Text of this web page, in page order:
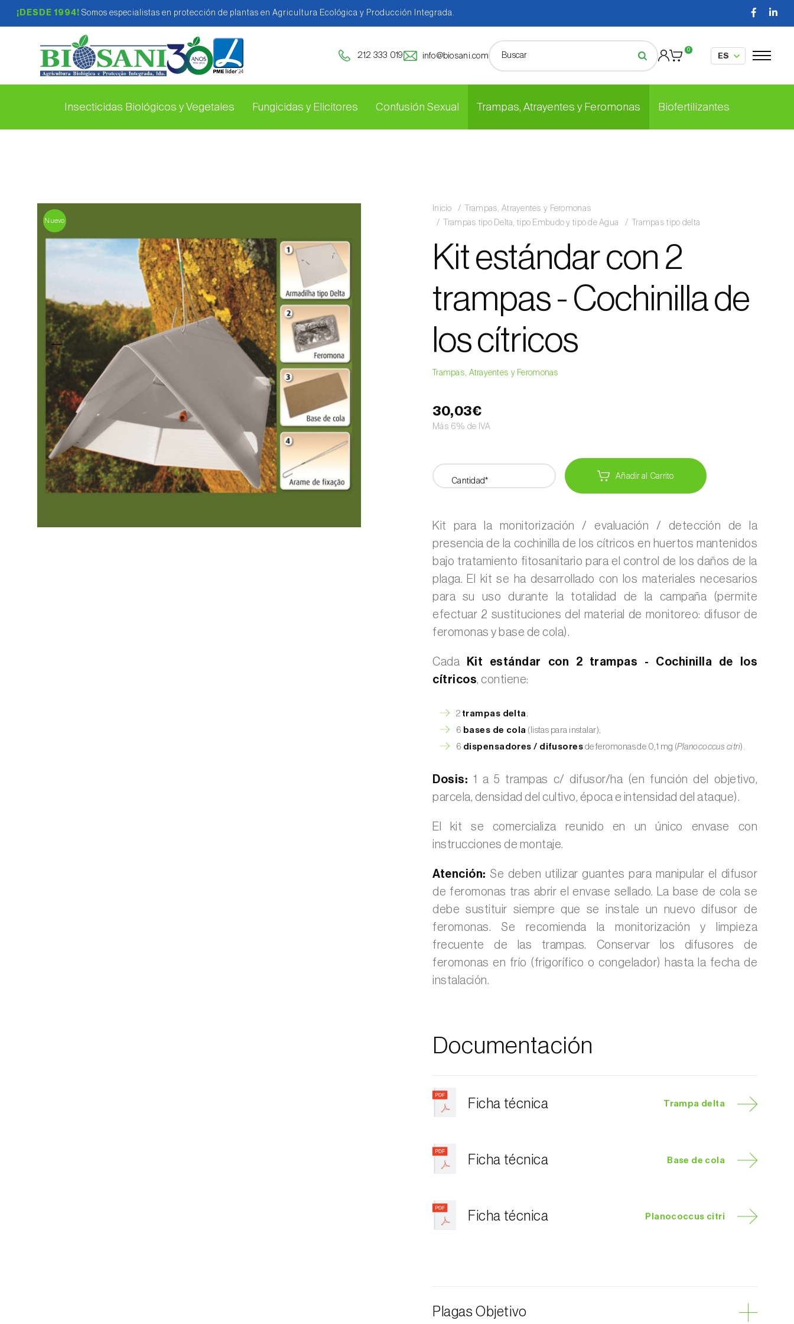
¡DESDE 1994! Somos especialistas en protección de plantas en Agricultura Ecológica y Producción Integrada.
212 333 019 info@biosani.com
0
Insecticidas Biológicos y Vegetales Fungicidas y Elicitores Confusión Sexual Trampas, Atrayentes y Feromonas Biofertilizantes
Nuevo
Inicio
Trampas, Atrayentes y Feromonas
Trampas tipo Delta, tipo Embudo y tipo de Agua
Trampas tipo delta
Kit estándar con 2
trampas - Cochinilla de
los cítricos
Trampas, Atrayentes y Feromonas
30,03€
Más 6% de IVA
Cantidad* Añadir al Carrito
Kit para la monitorización / evaluación / detección de la
presencia de la cochinilla de los cítricos en huertos mantenidos
bajo tratamiento fitosanitario para el control de los daños de la
plaga. El kit se ha desarrollado con los materiales necesarios
para su uso durante la totalidad de la campaña (permite
efectuar 2 sustituciones del material de monitoreo: difusor de
feromonas y base de cola).
Cada
Kit estándar con 2 trampas - Cochinilla de los
cítricos, contiene:
2 trampas delta ;
6 bases de cola (listas para instalar);
6 dispensadores / difusores de feromonas de 0,1 mg (Planococcus citri).
Dosis: 1 a 5 trampas c/ difusor/ha (en función del objetivo,
parcela, densidad del cultivo, época e intensidad del ataque).
El kit se comercializa reunido en un único envase con
instrucciones de montaje.
Atención: Se deben utilizar guantes para manipular el difusor
de feromonas tras abrir el envase sellado. La base de cola se
debe sustituir siempre que se instale un nuevo difusor de
feromonas. Se recomienda la monitorización y limpieza
frecuente de las trampas. Conservar los difusores de
feromonas en frío (frigorífico o congelador) hasta la fecha de
instalación.
Documentación
Ficha técnica Trampa delta
Ficha técnica Base de cola
Ficha técnica Planococcus citri
Plagas Objetivo